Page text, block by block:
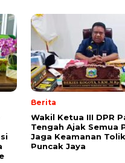
Berita
Wakil Ketua III DPR
Tengah Ajak Semua
Jaga Keamanan
Puncak Jaya